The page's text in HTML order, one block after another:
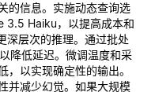
的信息。实施动态查询选
3.5 Haiku，以提高成本和
深层次的推理。通过批处
降低延迟。微调温度和采
以实现确定性的输出。
并减少幻觉。如果大规模